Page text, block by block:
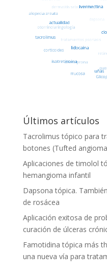
Últimos artículos
Tacrolimus tópico para
botones (Tufted
Aplicaciones de timolol
hemangioma infantil
Dapsona tópica.
de rosácea
Aplicación exitosa de
curación de úlceras
Famotidina tópica más
una nueva vía para